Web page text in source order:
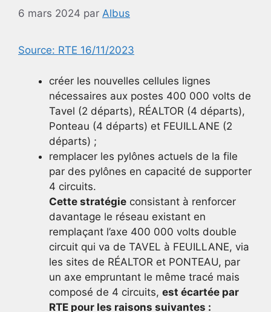
6 mars 2024 par Albus
Source: RTE 16/11/2023
créer les nouvelles cellules lignes
nécessaires aux postes 400 000 volts de
Tavel (2 départs), RÉALTOR (4 départs),
Ponteau (4 départs) et FEUILLANE (2
départs) ;
remplacer les pylônes actuels de la file
par des pylônes en capacité de supporter
4 circuits.
Cette stratégie consistant à renforcer
davantage le réseau existant en
remplaçant l’axe 400 000 volts double
circuit qui va de TAVEL à FEUILLANE, via
les sites de RÉALTOR et PONTEAU, par
un axe empruntant le même tracé mais
composé de 4 circuits, est écartée par
RTE pour les raisons suivantes :